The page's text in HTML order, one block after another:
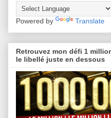
Powered by Translate
Retrouvez mon défi 1
le libellé juste en dessous